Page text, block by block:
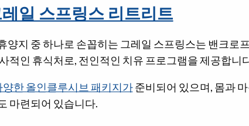
일 스프링스 리트리트
양지 중 하나로 손꼽히는 그레일 스프링스는 밴크로
적인 휴식처로, 전인적인 치유 프로그램을 제공합니
양한 올인클루시브 패키지가준비되어 있으며, 몸과
마련되어 있습니다.